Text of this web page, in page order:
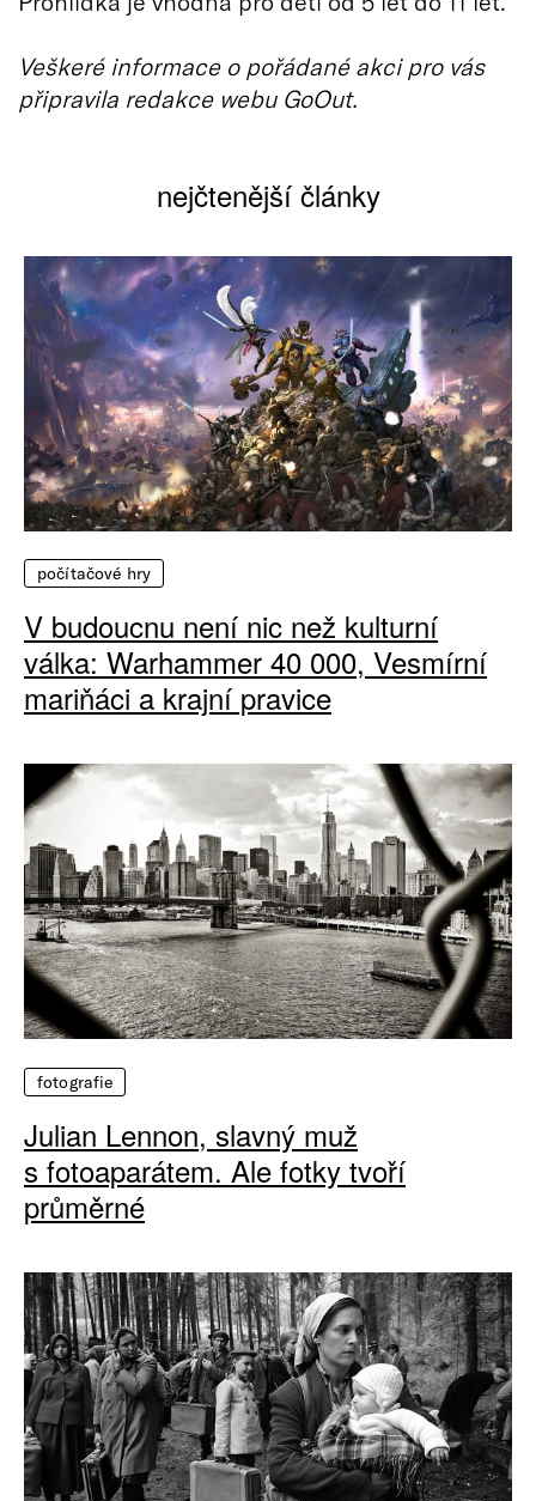
Veškeré informace o pořádané akci pro vás
připravila redakce webu GoOut.
nejčtenější články
počítačové hry
V budoucnu není nic než kulturní
válka: Warhammer 40 000, Vesmírní
mariňáci a krajní pravice
fotografie
Julian Lennon, slavný muž
s fotoaparátem. Ale fotky tvoří
průměrné